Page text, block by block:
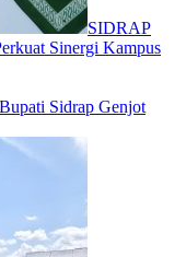
SIDRAP
Sinergi Kampus
Sidrap Genjot